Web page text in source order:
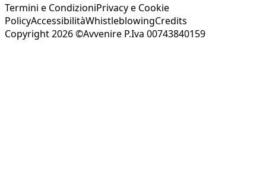
Termini e CondizioniPrivacy e Cookie
PolicyAccessibilitàWhistleblowingCredits
Copyright 2026 ©Avvenire P.Iva 00743840159